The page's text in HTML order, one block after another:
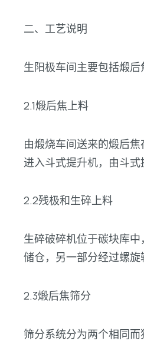
二、工艺说明
生阳极车间主要包括煅
2.1煅后焦上料
由煅烧车间送来的煅后
进入斗式提升机，由斗式
2.2残极和生碎上料
生碎破碎机位于碳块库
储仓，另一部分经过螺旋
2.3煅后焦筛分
筛分系统分为两个相同